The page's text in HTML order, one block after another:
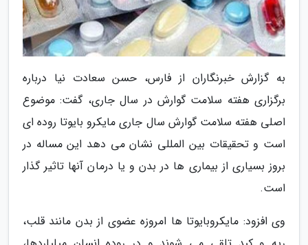
به گزارش خبرنگاران از فارس، حسن سعادت نیا درباره
برگزاری هفته سلامت گوارش در سال جاری، گفت: موضوع
اصلی هفته سلامت گوارش سال جاری مایکرو بایوتا روده ای
است و تحقیقات بین المللی نشان می دهد این مساله در
بروز بسیاری از بیماری ها در بدن و یا درمان آنها تاثیر گذار
است.
وی افزود: مایکروبایوتا ها امروزه عضوی از بدن مانند قلب،